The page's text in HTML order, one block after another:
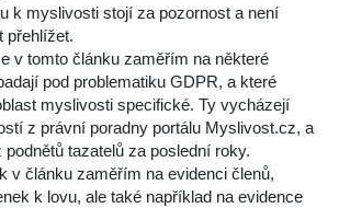
k myslivosti stojí za pozornost a není
přehlížet.
v tomto článku zaměřím na některé
pod problematiku GDPR, a které
myslivosti specifické. Ty vycházejí
z právní poradny portálu Myslivost.cz, a
tazatelů za poslední roky.
v článku zaměřím na evidenci členů,
k lovu, ale také například na evidence